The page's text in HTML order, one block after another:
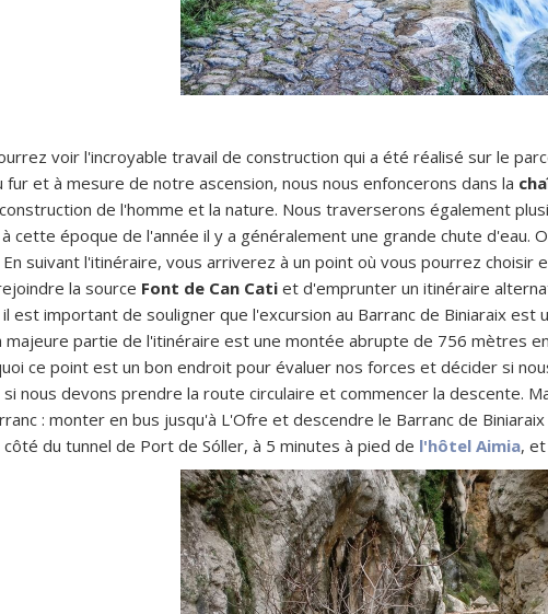
voir l'incroyable travail de construction qui a été réalisé sur le
fur et à mesure de notre ascension, nous nous enfoncerons dans la
de l'homme et la nature. Nous traverserons également
à cette époque de l'année il y a généralement une grande chute
suivant l'itinéraire, vous arriverez à un point où vous pourrez choisir
la source Font de Can Cati et d'emprunter un itinéraire
est important de souligner que l'excursion au Barranc de Biniaraix
majeure partie de l'itinéraire est une montée abrupte de 756 mètres
ce point est un bon endroit pour évaluer nos forces et décider si
si nous devons prendre la route circulaire et commencer la descente.
: monter en bus jusqu'à L'Ofre et descendre le Barranc de
du tunnel de Port de Sóller, à 5 minutes à pied de l'hôtel Aimia,